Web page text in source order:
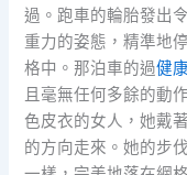
過。跑車的輪胎發出
重力的姿態，精準地
格中。那泊車的過健
且毫無任何多餘的動
色皮衣的女人，她戴
的方向走來。她的步